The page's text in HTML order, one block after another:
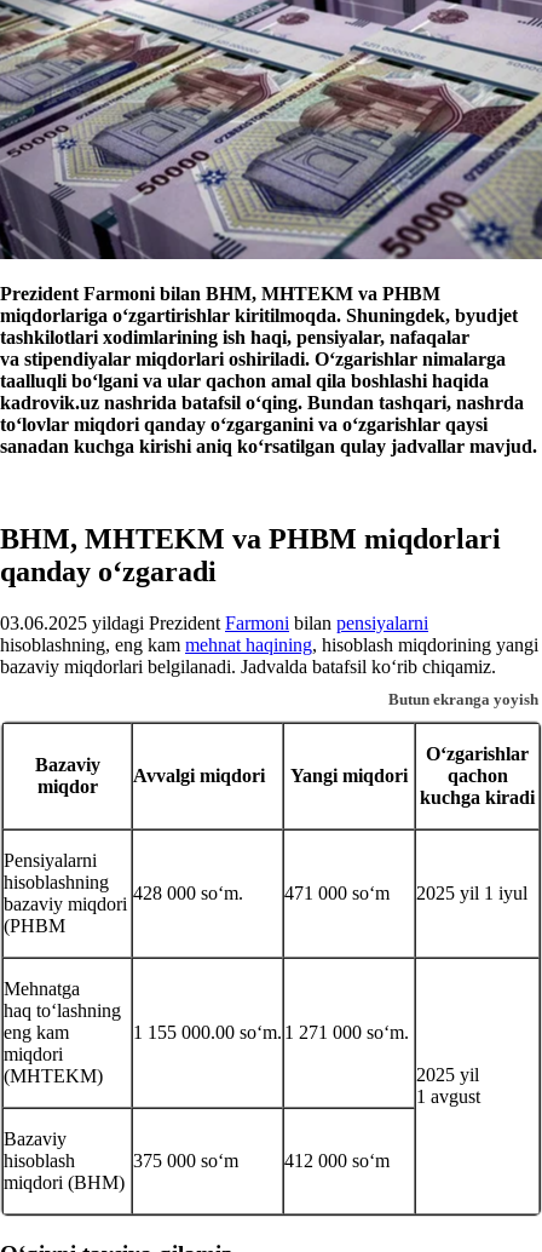
Prezident Farmoni bilan BHM, MHTEKM va PHBM
miqdorlariga oʻzgartirishlar kiritilmoqda. Shuningdek, byudjet
tashkilotlari хodimlarining ish haqi, pensiyalar, nafaqalar
va stipendiyalar miqdorlari oshiriladi. Oʻzgarishlar nimalarga
taalluqli boʻlgani va ular qachon amal qila boshlashi haqida
kadrovik.uz nashrida batafsil oʻqing. Bundan tashqari, nashrda
toʻlovlar miqdori qanday oʻzgarganini va oʻzgarishlar qaysi
sanadan kuchga kirishi aniq koʻrsatilgan qulay jadvallar mavjud.
BHM, MHTEKM va PHBM miqdorlari
qanday oʻzgaradi
03.06.2025 yildagi Prezident Farmoni bilan pensiyalarni
hisoblashning, eng kam mehnat haqining, hisoblash miqdorining yangi
bazaviy miqdorlari belgilanadi. Jadvalda batafsil koʻrib chiqamiz.
Bazaviy
miqdor
Avvalgi miqdori Yangi miqdori
Oʻzgarishlar
qachon
kuchga kiradi
Pensiyalarni
hisoblashning
bazaviy miqdori
(PHBM
428 000 soʻm. 471 000 soʻm 2025 yil 1 iyul
Mehnatga
haq toʻlashning
eng kam
miqdori
(MHTEKM)
1 155 000.00 soʻm. 1 271 000 soʻm.
2025 yil
1 avgust
Bazaviy
hisoblash
miqdori (BHM)
375 000 soʻm 412 000 soʻm
Butun ekranga yoyish